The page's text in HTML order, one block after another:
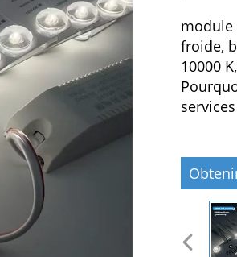
module
froide,
10000